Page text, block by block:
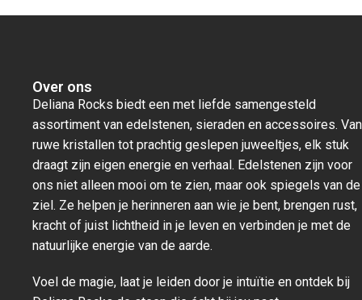
Over ons
Deliana Rocks biedt een met liefde samengesteld
assortiment van edelstenen, sieraden en accessoires. Van
ruwe kristallen tot prachtig geslepen juweeltjes, elk stuk
draagt zijn eigen energie en verhaal. Edelstenen zijn voor
ons niet alleen mooi om te zien, maar ook spiegels van de
ziel. Ze helpen je herinneren aan wie je bent, brengen rust,
kracht of juist lichtheid in je leven en verbinden je met de
natuurlijke energie van de aarde.
Voel de magie, laat je leiden door je intuïtie en ontdek bij